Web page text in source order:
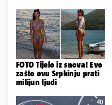
FOTO Tijelo iz snova! Evo
zašto ovu Srpkinju prati
milijun ljudi